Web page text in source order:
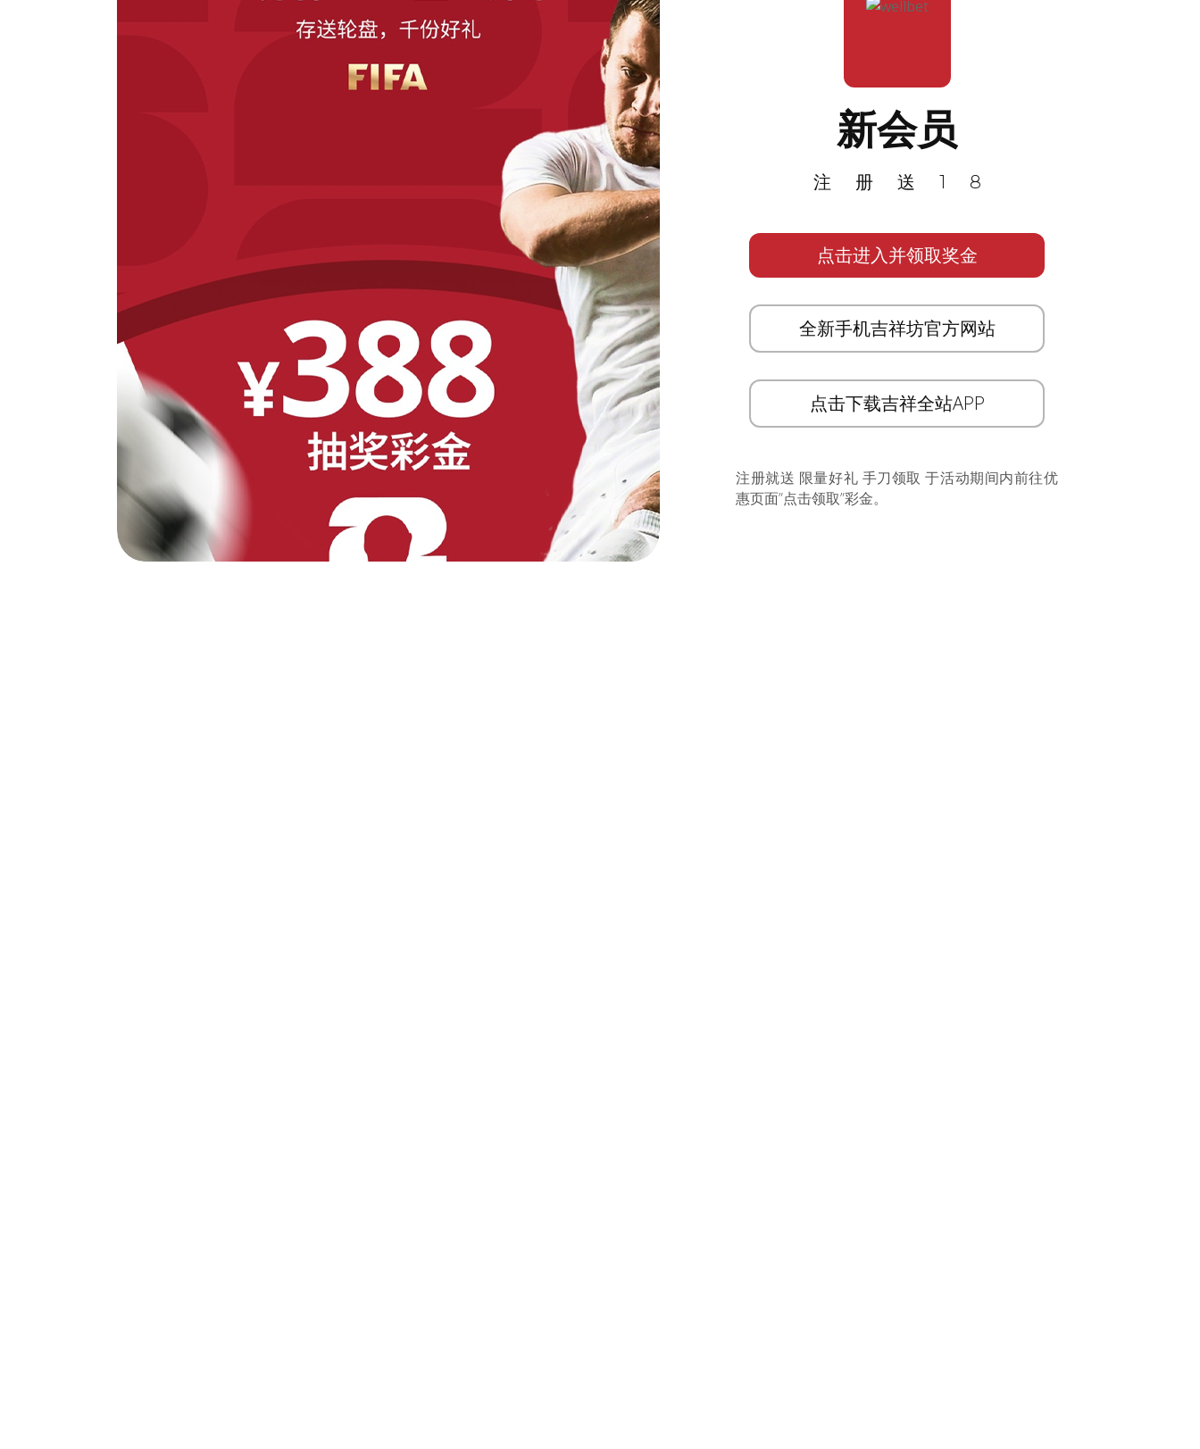
新会员
注册送18
点击进入并领取奖金
全新手机吉祥坊官方网站
点击下载吉祥全站APP
注册就送 限量好礼 手刀领取 于活动期间内前往优
惠页面”点击领取”彩金。